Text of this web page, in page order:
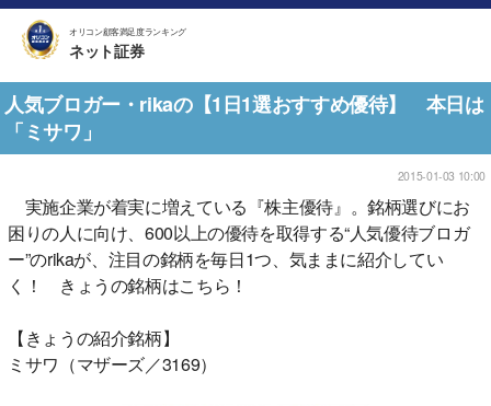
オリコン顧客満足度ランキング
ネット証券
人気ブロガー・rikaの【1日1選おすすめ優待】 本日は
「ミサワ」
2015-01-03 10:00
実施企業が着実に増えている『株主優待』。銘柄選びにお
困りの人に向け、600以上の優待を取得する“人気優待ブロガ
ー”のrikaが、注目の銘柄を毎日1つ、気ままに紹介してい
く！ きょうの銘柄はこちら！
【きょうの紹介銘柄】
ミサワ（マザーズ／3169）